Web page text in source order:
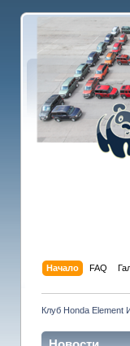
Начало FAQ
Клуб Honda Element